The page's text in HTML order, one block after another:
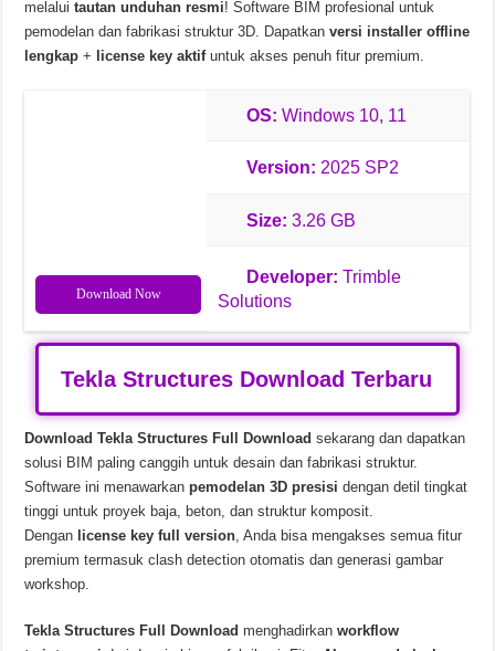
Chinese Frontiers v2.3.2582 Unduhan Gratis
melaluitautan unduhan resmi! Software BIM profesional untuk
pemodelan dan fabrikasi struktur 3D. Dapatkanversi installer offline
lengkap + license key aktifuntuk akses penuh fitur premium.
Download Now
OS: Windows 10, 11
Version: 2025 SP2
Size: 3.26 GB
Developer: Trimble
Solutions
Tekla Structures Download Terbaru
Download Tekla Structures Full Download sekarang dan dapatkan
solusi BIM paling canggih untuk desain dan fabrikasi struktur.
Software ini menawarkanpemodelan 3D presisi dengan detil tingkat
tinggi untuk proyek baja, beton, dan struktur komposit.
Dengan license key full version, Anda bisa mengakses semua fitur
premium termasuk clash detection otomatis dan generasi gambar
workshop.
Tekla Structures Full Download menghadirkanworkflow